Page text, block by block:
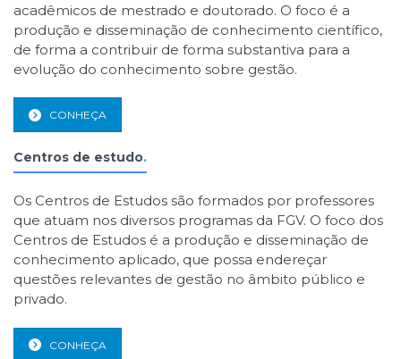
acadêmicos de mestrado e doutorado. O foco é a
produção e disseminação de conhecimento científico,
de forma a contribuir de forma substantiva para a
evolução do conhecimento sobre gestão.
CONHEÇA
Centros de estudo.
Os Centros de Estudos são formados por professores
que atuam nos diversos programas da FGV. O foco dos
Centros de Estudos é a produção e disseminação de
conhecimento aplicado, que possa endereçar
questões relevantes de gestão no âmbito público e
privado.
CONHEÇA